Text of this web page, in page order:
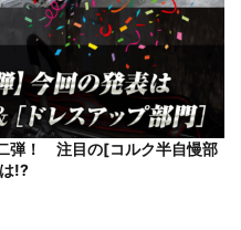
弾！ 注目の[コルク半自慢部
!?